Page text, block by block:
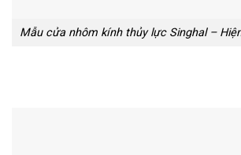
Mẫu cửa nhôm kính thủy lực Singhal –